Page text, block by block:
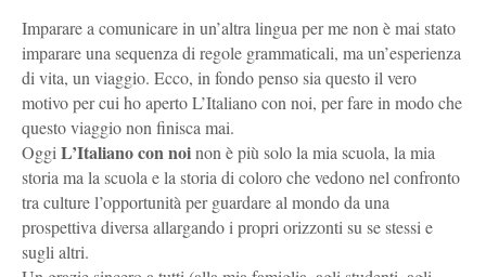
Imparare a comunicare in un’altra lingua per me non è mai stato
imparare una sequenza di regole grammaticali, ma un’esperienza
di vita, un viaggio. Ecco, in fondo penso sia questo il vero
motivo per cui ho aperto L’Italiano con noi, per fare in modo che
questo viaggio non finisca mai.
Oggi L’Italiano con noinon è più solo la mia scuola, la mia
storia ma la scuola e la storia di coloro che vedono nel confronto
tra culture l’opportunità per guardare al mondo da una
prospettiva diversa allargando i propri orizzonti su se stessi e
sugli altri.